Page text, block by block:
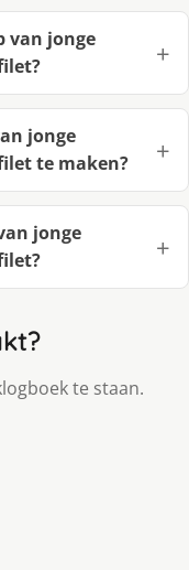
van jonge
jonge
te maken?
jonge
te staan.